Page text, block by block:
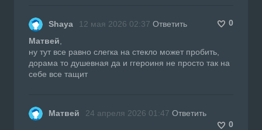
Shaya 12 мая 2026 02:37 Ответить
0
Матвей
ну тут все равно слегка на стекло может пробить,
дорама то душевная да и ггероиня не просто так на
себе все тащит
Матвей 24 апреля 2026 01:47 Ответить
0